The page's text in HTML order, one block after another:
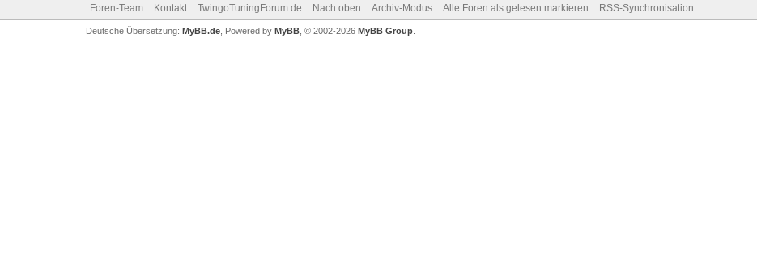
Foren-Team Kontakt TwingoTuningForum.de Nach oben Archiv-Modus Alle Foren als gelesen markieren RSS-Synchronisation
Deutsche Übersetzung: MyBB.de, Powered by MyBB, © 2002-2026 MyBB Group.